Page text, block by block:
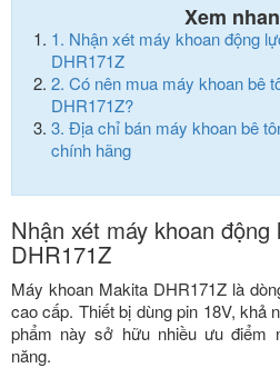
Xem
1. Nhận xét máy khoan động
DHR171Z
2. Có nên mua máy khoan bê
DHR171Z?
3. Địa chỉ bán máy khoan bê
chính hãng
Nhận xét máy khoan
DHR171Z
Máy khoan Makita DHR171Z là
cao cấp. Thiết bị dùng pin 18V, khả
phẩm này sở hữu nhiều ưu điểm
năng.